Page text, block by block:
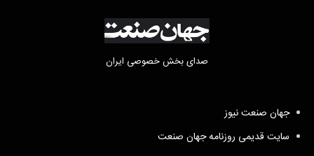
صدای بخش خصوصی ایران
جهان صنعت نیوز
سایت قدیمی روزنامه جهان صنعت